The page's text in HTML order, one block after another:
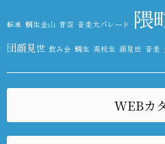
転車 鯛生金山 青空 音楽大パレード 隈
団顔見世 飲み会 鯛生 高校生 顔見世 音楽
WEBカ